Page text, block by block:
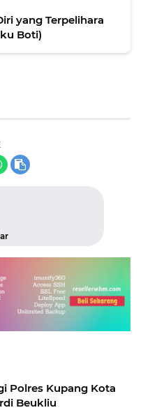
yang Terpelihara
Boti)
Polres Kupang Kota
Beukliu